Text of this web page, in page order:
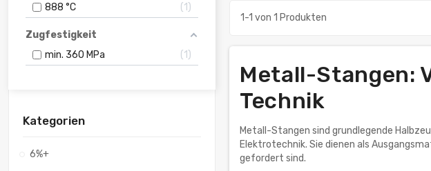
888 °C
1
Zugfestigkeit
min. 360 MPa
1
Kategorien
6%+
1-1 von 1 Produkten
Metall-Stangen:
Technik
Metall-Stangen sind grundlegende
Elektrotechnik. Sie dienen als
gefordert sind.